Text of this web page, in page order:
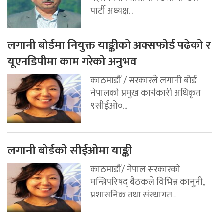
पार्टी अध्यक्ष...
लगानी बोर्डमा नियुक्त याङ्कीको अक्सफोर्ड पढेको र
यूएनडिपीमा काम गरेको अनुभव
काठमाडौं / सरकारले लगानी बोर्ड
नेपालको प्रमुख कार्यकारी अधिकृत
९सीईओ०...
लगानी बोर्डको सीईओमा याङ्की
काठमाडौं/ नेपाल सरकारको
मन्त्रिपरिषद् बैठकले विभिन्न कानुनी,
प्रशासनिक तथा संस्थागत...